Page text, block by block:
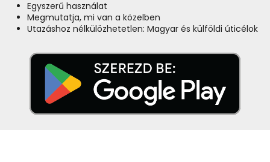
Egyszerű használat
Megmutatja, mi van a közelben
Utazáshoz nélkülözhetetlen: Magyar és külföldi úticélok